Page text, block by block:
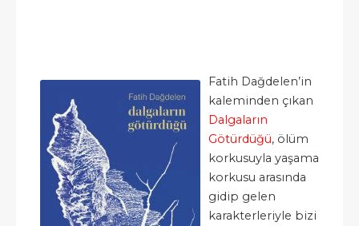
Fatih Dağdelen’in
kaleminden çıkan
Dalgaların
Götürdüğü, ölüm
korkusuyla yaşama
korkusu arasında
gidip gelen
karakterleriyle bizi